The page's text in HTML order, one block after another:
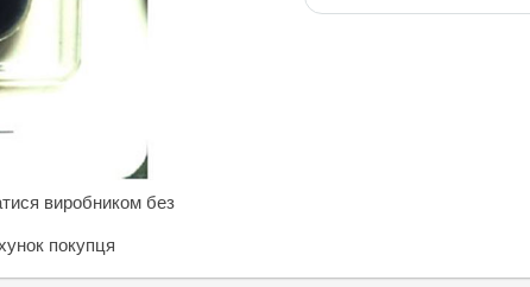
виробником без
покупця